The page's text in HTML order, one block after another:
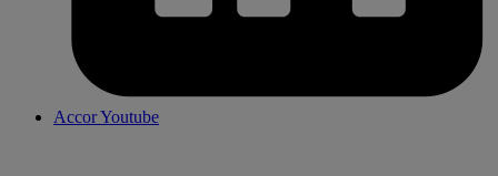
Accor Youtube